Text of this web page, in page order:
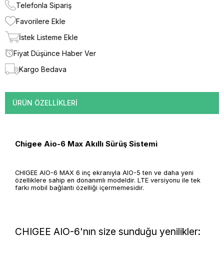
Telefonla Sipariş
Favorilere Ekle
İstek Listeme Ekle
Fiyat Düşünce Haber Ver
Kargo Bedava
ÜRÜN ÖZELLIKLERI
Chigee Aio-6 Max Akıllı Sürüş Sistemi
CHIGEE AIO-6 MAX 6 inç ekranıyla AIO-5 ten ve daha yeni
özelliklere sahip en donanımlı modeldir. LTE versiyonu ile tek
farkı mobil bağlantı özelliği içermemesidir.
CHIGEE AIO-6'nın size sunduğu yenilikler: